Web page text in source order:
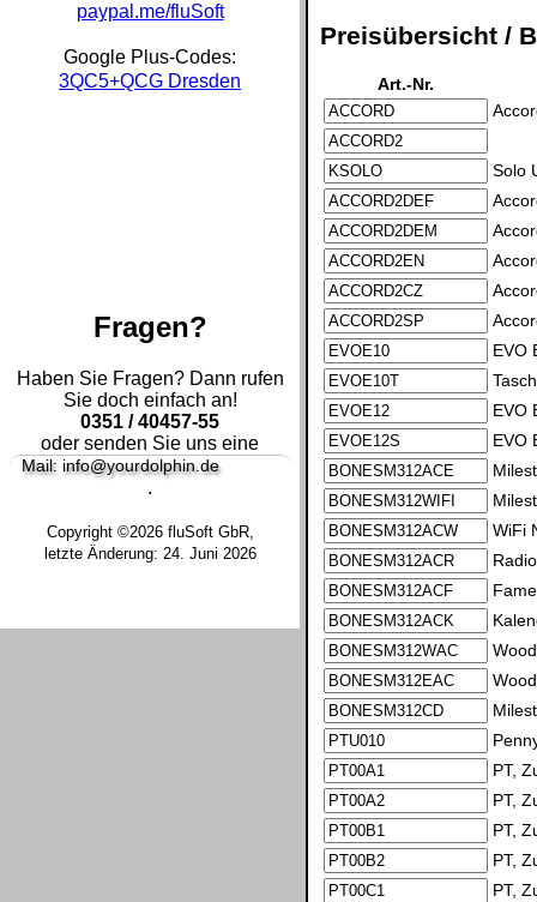
Preisübersicht /
Art.-Nr.
Solo
EVO
EVO
EVO
WiFi
PT,
PT,
PT,
PT,
PT,
paypal.me/fluSoft
Google Plus-Codes:
3QC5+QCG Dresden
Fragen?
Haben Sie Fragen? Dann rufen
Sie doch einfach an!
0351 / 40457-55
oder senden Sie uns eine
Mail: info@yourdolphin.de
.
Copyright ©2026 fluSoft GbR,
letzte Änderung: 24. Juni 2026